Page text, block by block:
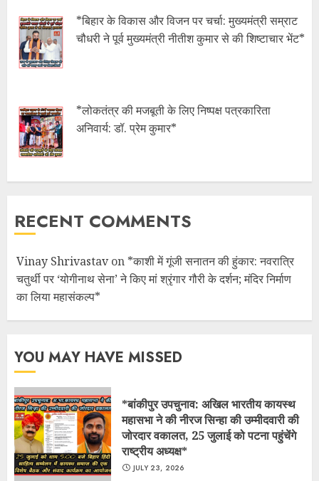
*बिहार के विकास और विजन पर चर्चा: मुख्यमंत्री सम्राट
चौधरी ने पूर्व मुख्यमंत्री नीतीश कुमार से की शिष्टाचार भेंट*
*लोकतंत्र की मजबूती के लिए निष्पक्ष पत्रकारिता
अनिवार्य: डॉ. प्रेम कुमार*
RECENT COMMENTS
Vinay Shrivastavon *काशी में गूंजी सनातन की हुंकार: नवरात्रि
चतुर्थी पर ‘योगीनाथ सेना’ ने किए मां श्रृंगार गौरी के दर्शन; मंदिर निर्माण
का लिया महासंकल्प*
YOU MAY HAVE MISSED
*बांकीपुर उपचुनाव: अखिल भारतीय कायस्थ
महासभा ने की नीरज सिन्हा की उम्मीदवारी की
जोरदार वकालत, 25 जुलाई को पटना पहुंचेंगे
राष्ट्रीय अध्यक्ष*
JULY 23, 2026